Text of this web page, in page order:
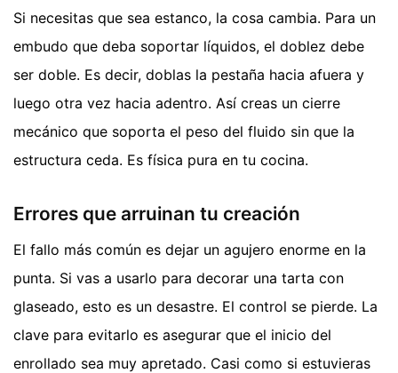
Si necesitas que sea estanco, la cosa cambia. Para un
embudo que deba soportar líquidos, el doblez debe
ser doble. Es decir, doblas la pestaña hacia afuera y
luego otra vez hacia adentro. Así creas un cierre
mecánico que soporta el peso del fluido sin que la
estructura ceda. Es física pura en tu cocina.
Errores que arruinan tu creación
El fallo más común es dejar un agujero enorme en la
punta. Si vas a usarlo para decorar una tarta con
glaseado, esto es un desastre. El control se pierde. La
clave para evitarlo es asegurar que el inicio del
enrollado sea muy apretado. Casi como si estuvieras